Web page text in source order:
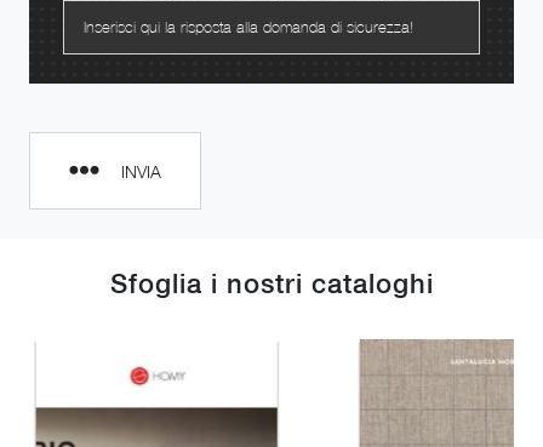
Sfoglia i nostri cataloghi
INVIA